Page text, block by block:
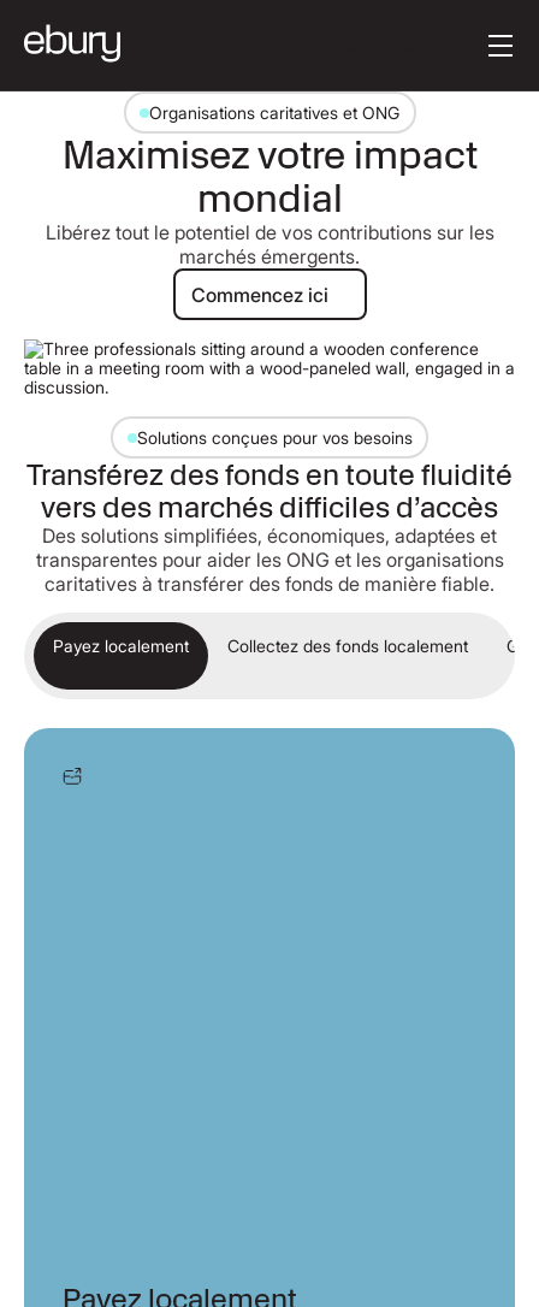
Organisations caritatives et ONG
Maximisez votre impact
mondial
Libérez tout le potentiel de vos contributions sur les
marchés émergents.
Commencez ici
Commencez ici
Solutions conçues pour vos besoins
Transférez des fonds en toute fluidité
vers des marchés difficiles d’accès
Des solutions simplifiées, économiques, adaptées et
transparentes pour aider les ONG et les organisations
caritatives à transférer des fonds de manière fiable.
Payez localement Collectez des fonds localement
Payez localement